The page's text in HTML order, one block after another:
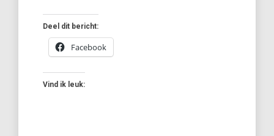
Deel dit bericht:
Facebook
Vind ik leuk: